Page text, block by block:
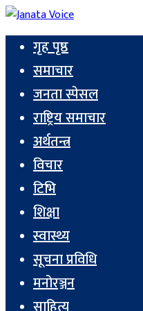
गृह पृष्ठ
समाचार
जनता स्पेसल
राष्ट्रिय समाचार
अर्थतन्त्र
विचार
टिभि
शिक्षा
स्वास्थ्य
सूचना प्रविधि
मनोरञ्जन